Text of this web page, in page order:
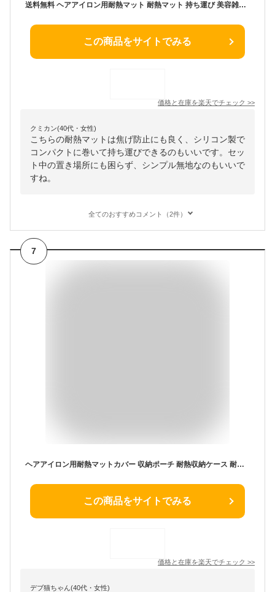
送料無料 ヘアアイロン用耐熱マット 耐熱マット 持ち運び 美容雑貨 ヘアアイロン 耐熱 焦げ防止 シリコン シート 耐熱 シンプル 無地 コンパクト 折りたたみ ブラック グレー ローズ 携帯 収納 コンパクト やわらかい
この商品をサイトでみる
価格と在庫を楽天でチェック >>
クミカン(40代・女性)
こちらの耐熱マットは焦げ防止にも良く、シリコン製で
コンパクトに巻いて持ち運びできるのもいいです。セッ
ト中の置き場所にも困らず、シンプル無地なのもいいで
すね。
全てのおすすめコメント（2件）
7
ヘアアイロン用耐熱マットカバー 収納ポーチ 耐熱収納ケース 耐熱生地 ヘアアイロンを熱いまま収納できるポーチ 耐熱シリコンマット バッグを焦げから守り ネコポス送料無料！[ra07712]
この商品をサイトでみる
価格と在庫を楽天でチェック >>
デブ猫ちゃん(40代・女性)